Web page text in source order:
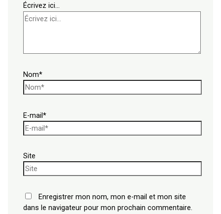
Écrivez ici…
Nom*
E-mail*
Site
Enregistrer mon nom, mon e-mail et mon site
dans le navigateur pour mon prochain commentaire.